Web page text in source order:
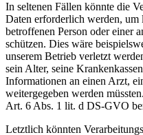
In seltenen Fällen könnte die
Daten erforderlich werden, um
betroffenen Person oder einer
schützen. Dies wäre
unserem Betrieb verletzt
sein Alter, seine
Informationen an einen Arzt,
weitergegeben werden
Art. 6 Abs. 1 lit. d DS-GVO
Letztlich könnten